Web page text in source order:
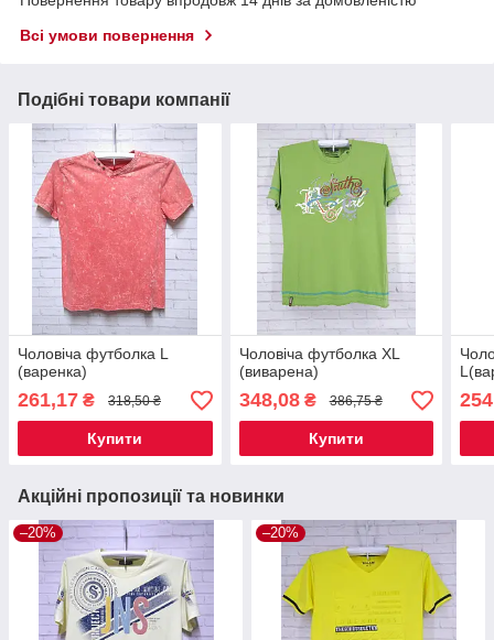
Всі умови повернення
Подібні товари компанії
Чоловіча футболка L
(варенка)
261,17 ₴ 318,50 ₴
Купити
Чоловіча футболка XL
(виварена)
348,08₴ 386,75 ₴
Купити
Акційні пропозиції та новинки
–20% –20%